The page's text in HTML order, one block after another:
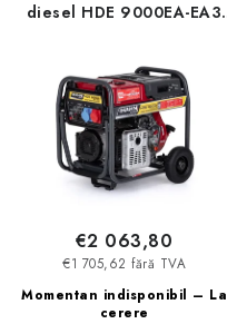
u
diesel HDE 9000EA-EA3
Momentan indisponibil – La
cerere
€1 705,62 fără TVA
€2 063,80